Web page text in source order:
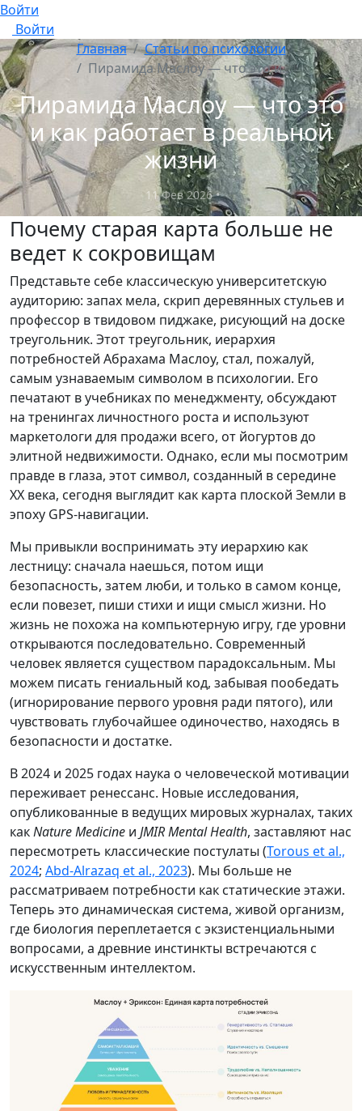
Войти
Войти
Главная
Статьи по психологии
Пирамида Маслоу — что это и…
Пирамида Маслоу — что это
и как работает в реальной
жизни
11 Фев 2026•
Почему старая карта больше не
ведет к сокровищам
Представьте себе классическую университетскую
аудиторию: запах мела, скрип деревянных стульев и
профессор в твидовом пиджаке, рисующий на доске
треугольник. Этот треугольник, иерархия
потребностей Абрахама Маслоу, стал, пожалуй,
самым узнаваемым символом в психологии. Его
печатают в учебниках по менеджменту, обсуждают
на тренингах личностного роста и используют
маркетологи для продажи всего, от йогуртов до
элитной недвижимости. Однако, если мы посмотрим
правде в глаза, этот символ, созданный в середине
XX века, сегодня выглядит как карта плоской Земли в
эпоху GPS-навигации.
Мы привыкли воспринимать эту иерархию как
лестницу: сначала наешься, потом ищи
безопасность, затем люби, и только в самом конце,
если повезет, пиши стихи и ищи смысл жизни. Но
жизнь не похожа на компьютерную игру, где уровни
открываются последовательно. Современный
человек является существом парадоксальным. Мы
можем писать гениальный код, забывая пообедать
(игнорирование первого уровня ради пятого), или
чувствовать глубочайшее одиночество, находясь в
безопасности и достатке.
В 2024 и 2025 годах наука о человеческой мотивации
переживает ренессанс. Новые исследования,
опубликованные в ведущих мировых журналах, таких
какNature Medicine и JMIR Mental Health, заставляют нас
пересмотреть классические постулаты (Torous et al.,
2024; Abd-Alrazaq et al., 2023). Мы больше не
рассматриваем потребности как статические этажи.
Теперь это динамическая система, живой организм,
где биология переплетается с экзистенциальными
вопросами, а древние инстинкты встречаются с
искусственным интеллектом.